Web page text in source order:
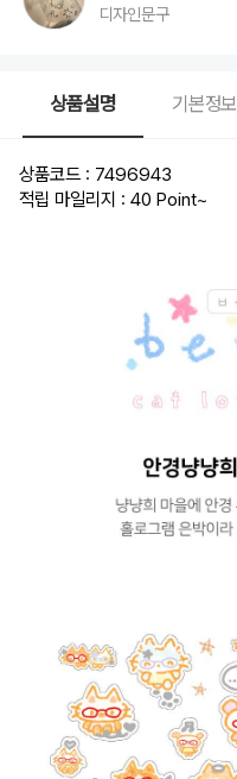
디자인문구
상품설명 기본정보
상품코드 : 7496943
적립 마일리지 : 40 Point~